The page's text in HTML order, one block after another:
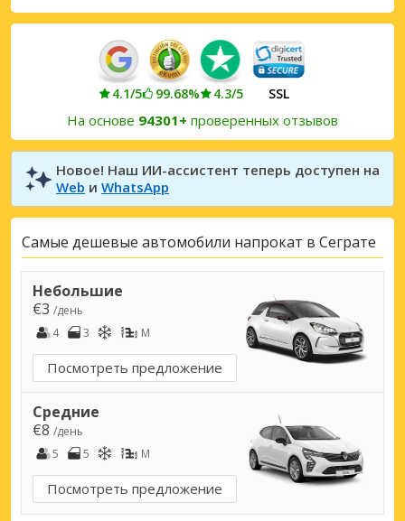
4.1/5 99.68% 4.3/5 SSL
На основе 94301+ проверенных отзывов
Новое! Наш ИИ-ассистент теперь доступен на
Web и WhatsApp
Самые дешевые автомобили напрокат в Сеграте
Небольшие
€3 /день
4
3 M
Посмотреть предложение
Средние
€8 /день
5
5 M
Посмотреть предложение